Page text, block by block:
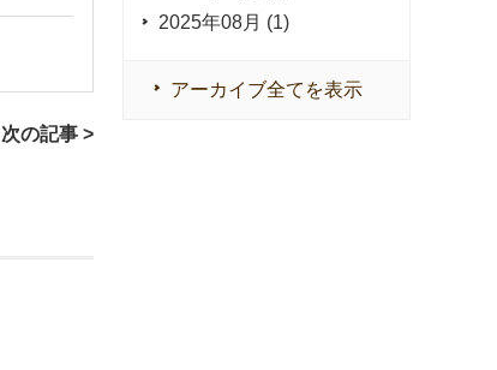
次の記事 >
2025年08月 (1)
アーカイブ全てを表示